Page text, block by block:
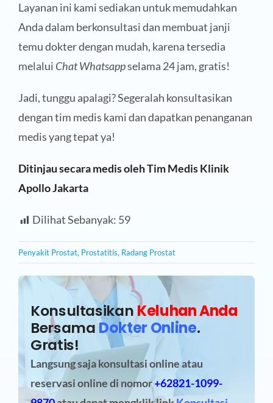
Layanan ini kami sediakan untuk memudahkan
Anda dalam berkonsultasi dan membuat janji
temu dokter dengan mudah, karena tersedia
melalui Chat Whatsappselama 24 jam, gratis!
Jadi, tunggu apalagi? Segeralah konsultasikan
dengan tim medis kami dan dapatkan penanganan
medis yang tepat ya!
Ditinjau secara medis oleh Tim Medis Klinik
Apollo Jakarta
Dilihat Sebanyak: 59
Penyakit Prostat, Prostatitis, Radang Prostat
Konsultasikan Keluhan Anda
BersamaDokter Online.
Gratis!
Langsung saja konsultasi online atau
reservasi onlinedi nomor+62821-1099-